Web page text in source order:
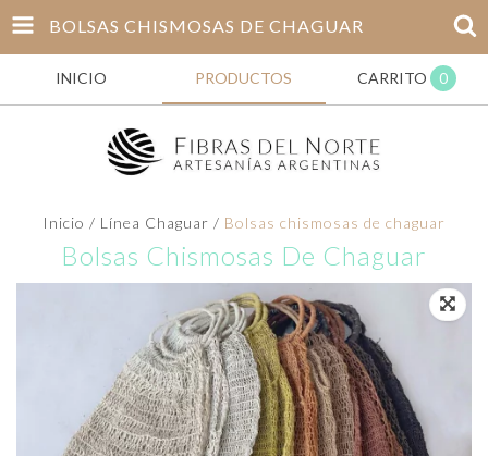
BOLSAS CHISMOSAS DE CHAGUAR
INICIO PRODUCTOS CARRITO 0
Inicio / Línea Chaguar / Bolsas chismosas de chaguar
Bolsas Chismosas De Chaguar